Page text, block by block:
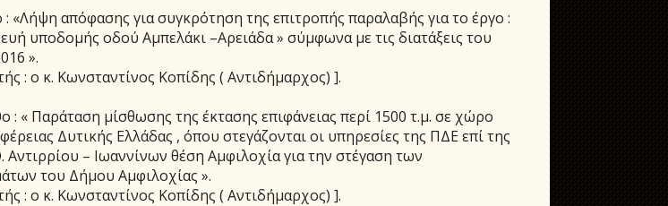
«Λήψη απόφασης για συγκρότηση της επιτροπής παραλαβής για το έργο :
υποδομής οδού Αμπελάκι –Αρειάδα » σύμφωνα με τις διατάξεις του
».
: ο κ. Κωνσταντίνος Κοπίδης ( Αντιδήμαρχος) ].
: « Παράταση μίσθωσης της έκτασης επιφάνειας περί 1500 τ.μ. σε χώρο
Δυτικής Ελλάδας , όπου στεγάζονται οι υπηρεσίες της ΠΔΕ επί της
Αντιρρίου – Ιωαννίνων θέση Αμφιλοχία για την στέγαση των
του Δήμου Αμφιλοχίας ».
: ο κ. Κωνσταντίνος Κοπίδης ( Αντιδήμαρχος) ].